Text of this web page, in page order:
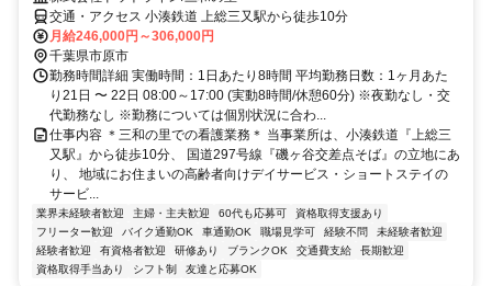
交通・アクセス 小湊鉄道 上総三又駅から徒歩10分
月給246,000円～306,000円
千葉県市原市
勤務時間詳細 実働時間：1日あたり8時間 平均勤務日数：1ヶ月あた
り21日 〜 22日 08:00～17:00 (実動8時間/休憩60分) ※夜勤なし・交
代勤務なし ※勤務については個別状況に合わ...
仕事内容 ＊三和の里での看護業務＊ 当事業所は、小湊鉄道『上総三
又駅』から徒歩10分、 国道297号線『磯ヶ谷交差点そば』の立地にあ
り、 地域にお住まいの高齢者向けデイサービス・ショートステイの
サービ...
業界未経験者歓迎 主婦・主夫歓迎 60代も応募可
資格取得支援あり
フリーター歓迎
バイク通勤OK 車通勤OK 職場見学可 経験不問
未経験者歓迎
経験者歓迎
有資格者歓迎 研修あり ブランクOK 交通費支給
長期歓迎
資格取得手当あり
シフト制 友達と応募OK